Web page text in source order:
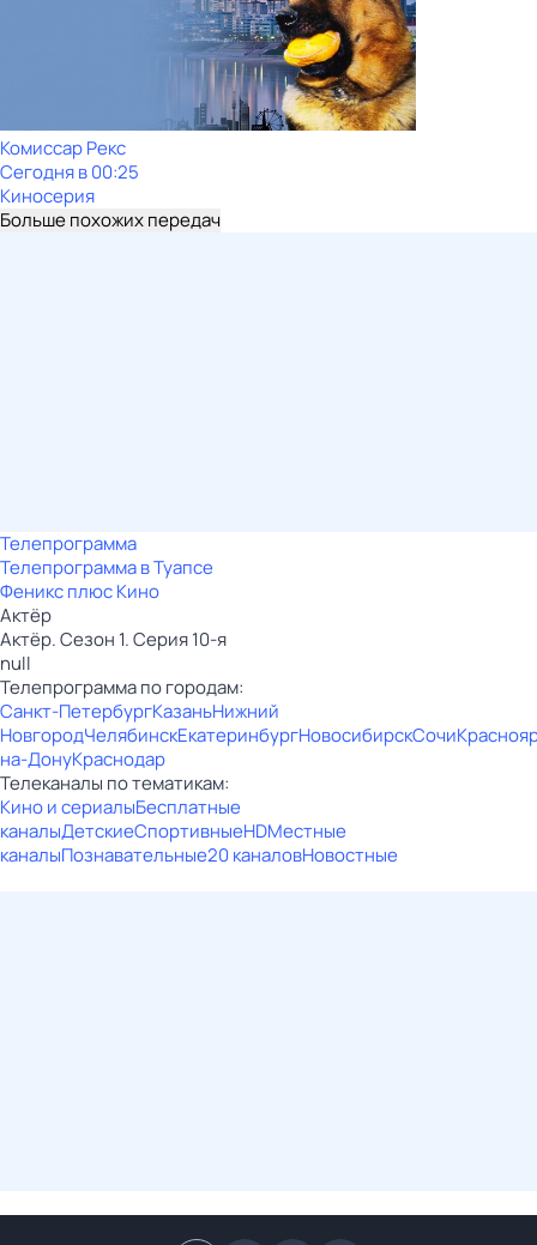
Комиссар Рекс
Сегодня в 00:25
Киносерия
Больше похожих передач
Телепрограмма
Телепрограмма в Туапсе
Феникс плюс Кино
Актёр
Актёр. Сезон 1. Серия 10-я
null
Телепрограмма по городам:
Санкт-ПетербургКазаньНижний
НовгородЧелябинскЕкатеринбургНовосибирскСочи
на-ДонуКраснодар
Телеканалы по тематикам:
Кино и сериалыБесплатные
каналыДетскиеСпортивныеHDМестные
каналыПознавательные20 каналовНовостные